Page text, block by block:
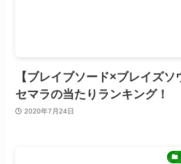
【ブレイブソード×ブレイズ
セマラの当たりランキング！
2020年7月24日